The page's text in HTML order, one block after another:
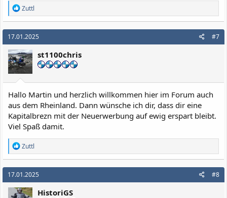
R
e
a
k
t
i
o
n
e
n
Zuttl
17.01.2025 #7
st1100chris
Hallo Martin und herzlich willkommen hier im Forum auch
aus dem Rheinland. Dann wünsche ich dir, dass dir eine
Kapitalbrezn mit der Neuerwerbung auf ewig erspart bleibt.
Viel Spaß damit.
R
e
a
k
t
i
o
Zuttl
17.01.2025 #8
HistoriGS